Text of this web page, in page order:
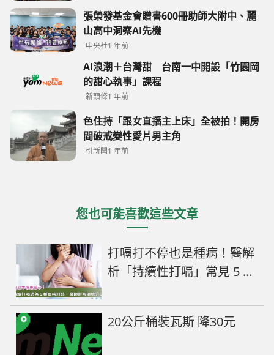
張榮發基金會贈書600冊助師大附中、麗
山高中洞察AI先機
中央社1 年前
AI浪潮＋台灣甜 台南一中開設「竹園岡
的甜心執事」課程
新頭條1 年前
色住持「跟女直播主上床」全被拍！開房
間破戒變性愛片男主角
引新聞1 年前
您也可能喜歡這些文章
打嗝打不停也是種病！醫解
析「持續性打嗝」常見 5 種
20公斤桶裝瓦斯 降30元